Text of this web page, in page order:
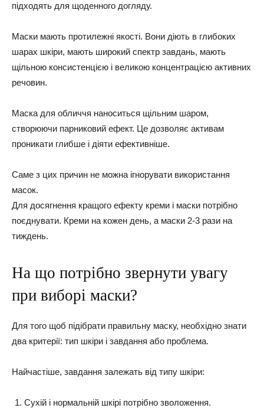
підходять для щоденного догляду.
Маски мають протилежні якості. Вони діють в глибоких
шарах шкіри, мають широкий спектр завдань, мають
щільною консистенцією і великою концентрацією активних
речовин.
Маска для обличчя наноситься щільним шаром,
створюючи парниковий ефект. Це дозволяє активам
проникати глибше і діяти ефективніше.
Саме з цих причин не можна ігнорувати використання
масок.
Для досягнення кращого ефекту креми і маски потрібно
поєднувати. Креми на кожен день, а маски 2-3 рази на
тиждень.
На що потрібно звернути увагу
при виборі маски?
Для того щоб підібрати правильну маску, необхідно знати
два критерії: тип шкіри і завдання або проблема.
Найчастіше, завдання залежать від типу шкіри:
Сухій і нормальній шкірі потрібно зволоження.